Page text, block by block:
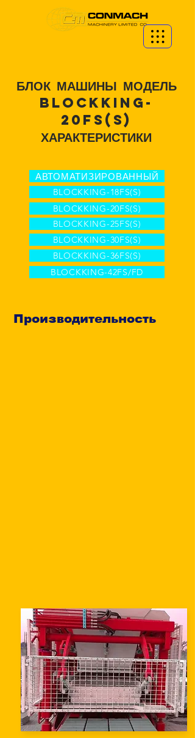
БЛОК МАШИНЫ МОДЕЛЬ
BLOCKKING-
20FS(S)
ХАРАКТЕРИСТИКИ
АВТОМАТИЗИРОВАННЫЙ
BLOCKKING-18FS(S)
BLOCKKING-20FS(S)
BLOCKKING-25FS(S)
BLOCKKING-30FS(S)
BLOCKKING-36FS(S)
BLOCKKING-42FS/FD
Производительность